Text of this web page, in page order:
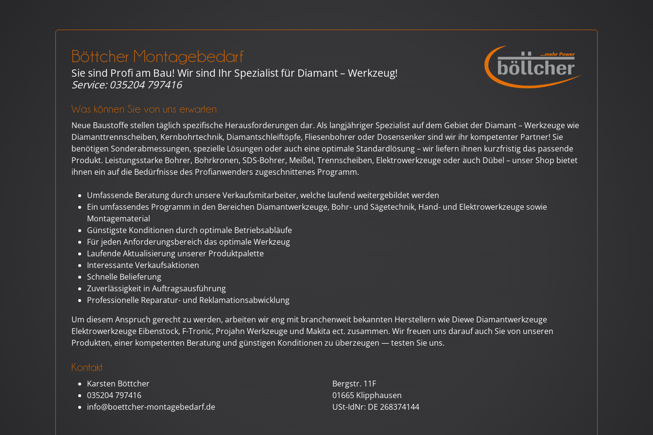
Böttcher Montagebedarf
Sie sind Profi am Bau! Wir sind Ihr Spezialist für Diamant – Werkzeug!
Service:035204 797416
Was können Sie von uns erwarten
Neue Baustoffe stellen täglich spezifische Herausforderungen dar. Als langjähriger Spezialist auf dem Gebiet der Diamant – Werkzeuge wie
Diamanttrennscheiben, Kernbohrtechnik, Diamantschleiftöpfe, Fliesenbohrer oder Dosensenker sind wir ihr kompetenter Partner! Sie
benötigen Sonderabmessungen, spezielle Lösungen oder auch eine optimale Standardlösung – wir liefern ihnen kurzfristig das passende
Produkt. Leistungsstarke Bohrer, Bohrkronen, SDS-Bohrer, Meißel, Trennscheiben, Elektrowerkzeuge oder auch Dübel – unser Shop bietet
ihnen ein auf die Bedürfnisse des Profianwenders zugeschnittenes Programm.
Umfassende Beratung durch unsere Verkaufsmitarbeiter, welche laufend weitergebildet werden
Ein umfassendes Programm in den Bereichen Diamantwerkzeuge, Bohr- und Sägetechnik, Hand- und Elektrowerkzeuge sowie
Montagematerial
Günstigste Konditionen durch optimale Betriebsabläufe
Für jeden Anforderungsbereich das optimale Werkzeug
Laufende Aktualisierung unserer Produktpalette
Interessante Verkaufsaktionen
Schnelle Belieferung
Zuverlässigkeit in Auftragsausführung
Professionelle Reparatur- und Reklamationsabwicklung
Um diesem Anspruch gerecht zu werden, arbeiten wir eng mit branchenweit bekannten Herstellern wie Diewe Diamantwerkzeuge
Elektrowerkzeuge Eibenstock, F-Tronic, Projahn Werkzeuge und Makita ect. zusammen. Wir freuen uns darauf auch Sie von unseren
Produkten, einer kompetenten Beratung und günstigen Konditionen zu überzeugen — testen Sie uns.
Kontakt
Karsten Böttcher
035204 797416
info@boettcher-montagebedarf.de
Bergstr. 11F
01665 Klipphausen
USt-IdNr: DE 268374144